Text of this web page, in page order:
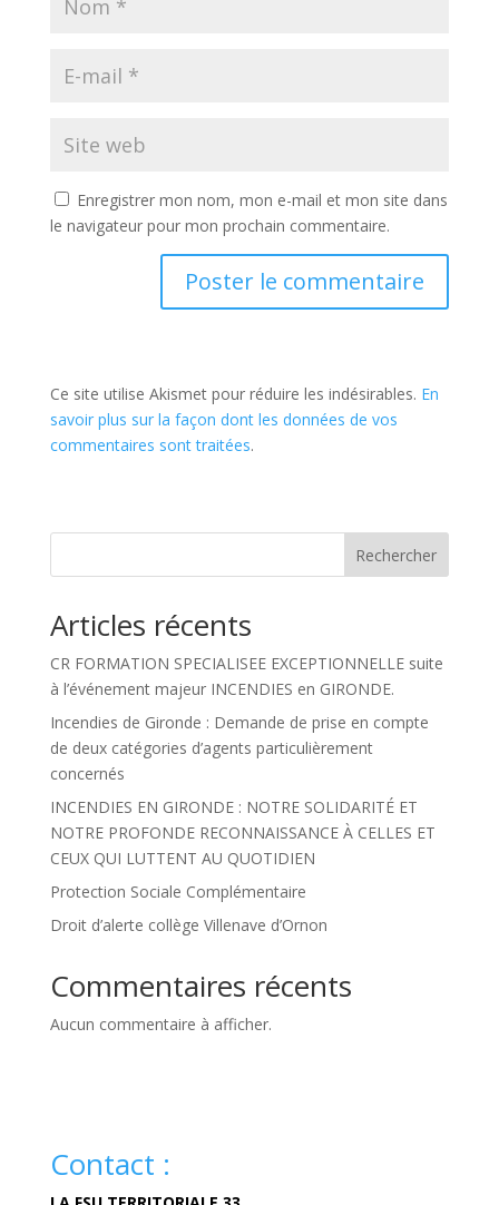
Enregistrer mon nom, mon e-mail et mon site dans
le navigateur pour mon prochain commentaire.
Ce site utilise Akismet pour réduire les indésirables. En
savoir plus sur la façon dont les données de vos
commentaires sont traitées.
Rechercher
Articles récents
CR FORMATION SPECIALISEE EXCEPTIONNELLE suite
à l’événement majeur INCENDIES en GIRONDE.
Incendies de Gironde : Demande de prise en compte
de deux catégories d’agents particulièrement
concernés
INCENDIES EN GIRONDE : NOTRE SOLIDARITÉ ET
NOTRE PROFONDE RECONNAISSANCE À CELLES ET
CEUX QUI LUTTENT AU QUOTIDIEN
Protection Sociale Complémentaire
Droit d’alerte collège Villenave d’Ornon
Commentaires récents
Aucun commentaire à afficher.
Contact :